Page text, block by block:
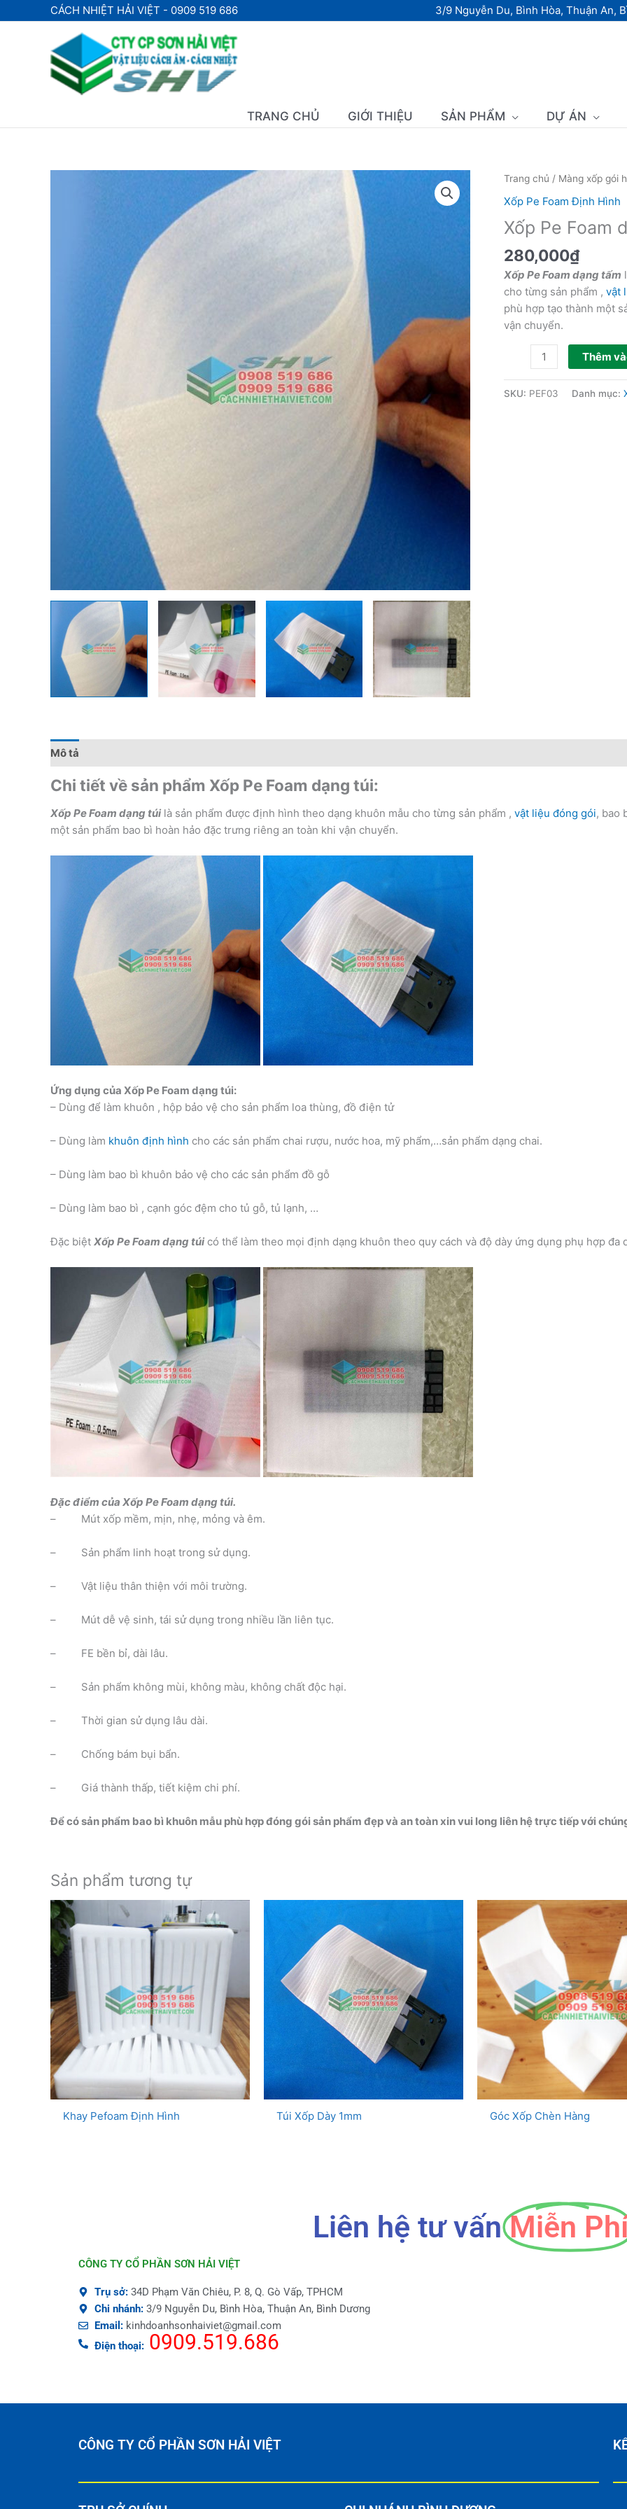
tới
CÁCH NHIỆT HẢI VIỆT - 0909 519 686 3/9 Nguyễn Du, Bình Hòa, Thuận An,
TRANG CHỦ GIỚI THIỆU SẢN PHẨM DỰ ÁN
Trang chủ / Màng xốp gói
Xốp Pe Foam Định Hình
Xốp Pe Foam
280,000₫
Xốp Pe Foam dạng tấm
cho từng sản phẩm , vật
phù hợp tạo thành một
vận chuyển.
Xốp
Pe
Foam
dạng
số
lượng
Thêm
SKU: PEF03 Danh mục:
Mô tả
Chi tiết về sản phẩm Xốp Pe Foam dạng túi:
Xốp Pe Foam dạng túilà sản phẩm được định hình theo dạng khuôn mẫu cho từng sản phẩm , vật liệu đóng gói, bao
một sản phẩm bao bì hoàn hảo đặc trưng riêng an toàn khi vận chuyển.
Ứng dụng của Xốp Pe Foam dạng túi:
– Dùng để làm khuôn , hộp bảo vệ cho sản phẩm loa thùng, đồ điện tử
– Dùng làm khuôn định hình cho các sản phẩm chai rượu, nước hoa, mỹ phẩm,…sản phẩm dạng chai.
– Dùng làm bao bì khuôn bảo vệ cho các sản phẩm đồ gỗ
– Dùng làm bao bì , cạnh góc đệm cho tủ gỗ, tủ lạnh, …
Đặc biệt Xốp Pe Foam dạng túicó thể làm theo mọi định dạng khuôn theo quy cách và độ dày ứng dụng phụ hợp đa
Đặc điểm của Xốp Pe Foam dạng túi.
– Mút xốp mềm, mịn, nhẹ, mỏng và êm.
– Sản phẩm linh hoạt trong sử dụng.
– Vật liệu thân thiện với môi trường.
– Mút dễ vệ sinh, tái sử dụng trong nhiều lần liên tục.
– FE bền bỉ, dài lâu.
– Sản phẩm không mùi, không màu, không chất độc hại.
– Thời gian sử dụng lâu dài.
– Chống bám bụi bẩn.
– Giá thành thấp, tiết kiệm chi phí.
Để có sản phẩm bao bì khuôn mẫu phù hợp đóng gói sản phẩm đẹp và an toàn xin vui long liên hệ trực tiếp với
Sản phẩm tương tự
Khay Pefoam Định Hình Túi Xốp Dày 1mm Góc Xốp Chèn Hàng
Liên hệ tư vấnMiễn
CÔNG TY CỔ PHẦN SƠN HẢI VIỆT
Trụ sở:34D Phạm Văn Chiêu, P. 8, Q. Gò Vấp, TPHCM
Chi nhánh:3/9 Nguyễn Du, Bình Hòa, Thuận An, Bình Dương
Email:kinhdoanhsonhaiviet@gmail.com
Điện thoại:0909.519.686
CÔNG TY CỔ PHẦN SƠN HẢI VIỆT